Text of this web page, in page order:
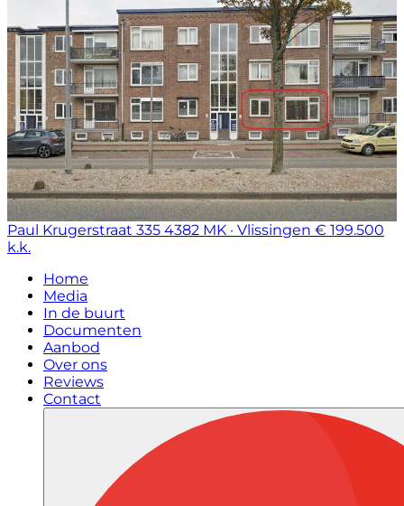
Paul Krugerstraat 335 4382 MK · Vlissingen € 199.500
k.k.
Home
Media
In de buurt
Documenten
Aanbod
Over ons
Reviews
Contact